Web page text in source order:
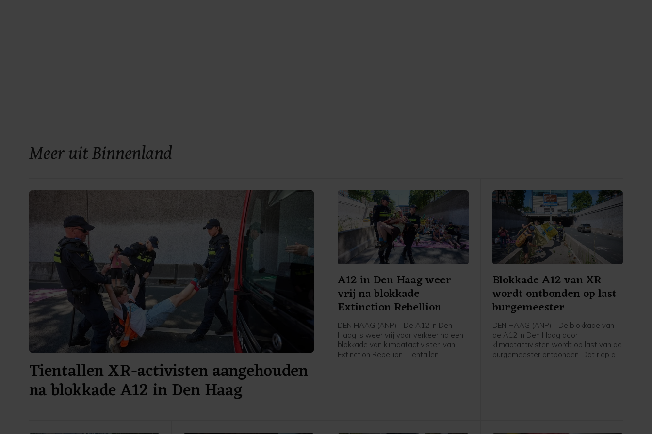
Meer uit Binnenland
Tientallen XR-activisten aangehouden
na blokkade A12 in Den Haag
A12 in Den Haag weer
vrij na blokkade
Extinction Rebellion
DEN HAAG (ANP) - De A12 in Den
Haag is weer vrij voor verkeer na een
blokkade van klimaatactivisten van
Extinction Rebellion. Tientallen
politiewoordvoerder.
Blokkade A12 van XR
wordt ontbonden op last
burgemeester
DEN HAAG (ANP) - De blokkade van
de A12 in Den Haag door
klimaatactivisten wordt op last van de
burgemeester ontbonden. Dat riep de